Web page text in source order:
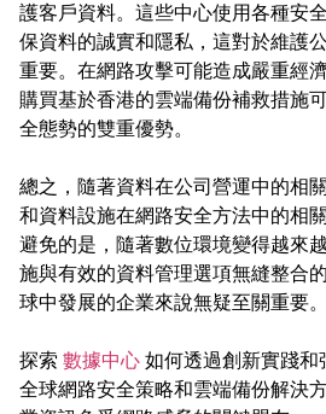
護客戶資料。這些中心使用各種安
保資料的誠實和隱私，這對於維護
重要。在網路攻擊可能造成嚴重經
購買基於香港的雲端備份補救措施
全態勢的雙重優勢。
總之，隨著資料在公司營運中的相
和資料設施在網路安全方法中的相
避免的是，隨著數位環境變得越來
施與有效的資料管理選項無縫整合
球中發展的企業來說無疑至關重要。
探索 數據中心 如何透過創新實踐和
全球網路安全策略和雲端備份解決